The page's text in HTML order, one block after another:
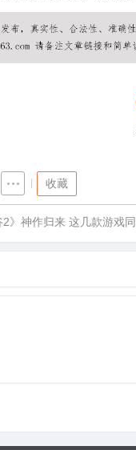
收藏
2》神作归来 这几款游戏